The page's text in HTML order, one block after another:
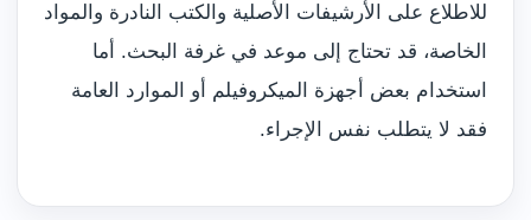
للاطلاع على الأرشيفات الأصلية والكتب النادرة والمواد
الخاصة، قد تحتاج إلى موعد في غرفة البحث. أما
استخدام بعض أجهزة الميكروفيلم أو الموارد العامة
فقد لا يتطلب نفس الإجراء.